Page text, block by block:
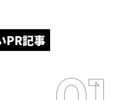
PR記事